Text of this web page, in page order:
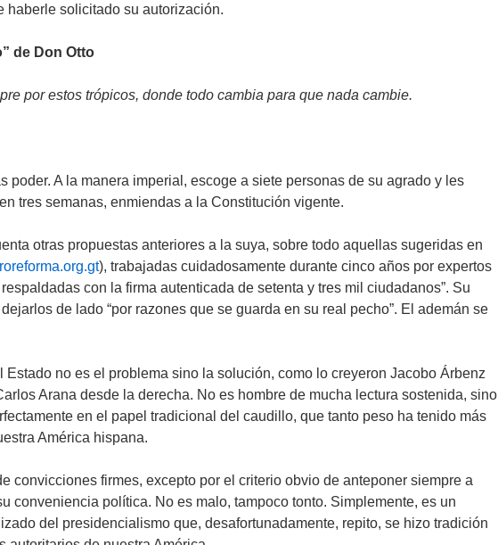
haberle solicitado su autorización.
de Don Otto
por estos trópicos, donde todo cambia para que nada cambie.
poder. A la manera imperial, escoge a siete personas de su agrado y les
tres semanas, enmiendas a la Constitución vigente.
otras propuestas anteriores a la suya, sobre todo aquellas sugeridas en
), trabajadas cuidadosamente durante cinco años por expertos
con la firma autenticada de setenta y tres mil ciudadanos”. Su
de lado “por razones que se guarda en su real pecho”. El ademán se
Estado no es el problema sino la solución, como lo creyeron Jacobo Árbenz
Arana desde la derecha. No es hombre de mucha lectura sostenida, sino
en el papel tradicional del caudillo, que tanto peso ha tenido más
América hispana.
convicciones firmes, excepto por el criterio obvio de anteponer siempre a
conveniencia política. No es malo, tampoco tonto. Simplemente, es un
del presidencialismo que, desafortunadamente, repito, se hizo tradición